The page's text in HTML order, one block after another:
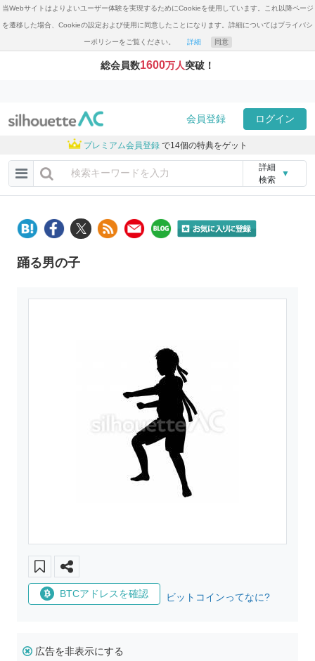
当Webサイトはよりよいユーザー体験を実現するためにCookieを使用しています。これ以降ページ
を遷移した場合、Cookieの設定および使用に同意したことになります。詳細についてはプライバシ
ーポリシーをご覧ください。 詳細 同意
総会員数1600万人突破！
会員登録 ログイン
プレミアム会員登録 で14個の特典をゲット
詳細
検索
▼
踊る男の子
BTCアドレスを確認 ビットコインってなに?
広告を非表示にする